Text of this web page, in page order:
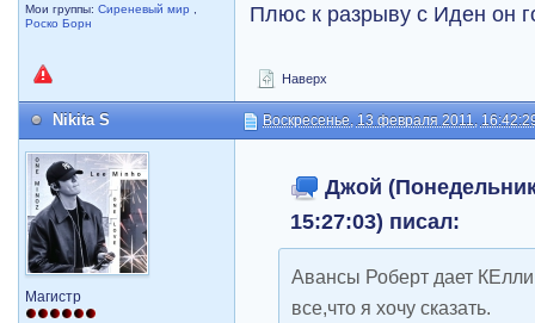
Мои группы:Сиреневый мир
Роско Борн
Плюс к разрыву с Иден он
Наверх
Nikita S Воскресенье, 13 февраля 2011,
Магистр
Джой
15:27:03) писал:
Авансы Роберт дает
все,что я хочу сказать.